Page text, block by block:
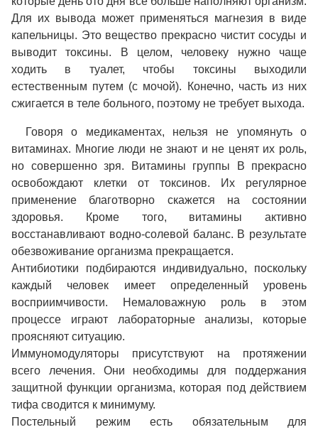
Для их вывода может применяться магнезия в виде
капельницы. Это вещество прекрасно чистит сосуды и
выводит токсины. В целом, человеку нужно чаще
ходить в туалет, чтобы токсины выходили
естественным путем (с мочой). Конечно, часть из них
сжигается в теле больного, поэтому не требует выхода.
Говоря о медикаментах, нельзя не упомянуть о
витаминах. Многие люди не знают и не ценят их роль,
но совершенно зря. Витамины группы В прекрасно
освобождают клетки от токсинов. Их регулярное
применение благотворно скажется на состоянии
здоровья. Кроме того, витамины активно
восстанавливают водно-солевой баланс. В результате
обезвоживание организма прекращается.
Антибиотики подбираются индивидуально, поскольку
каждый человек имеет определенный уровень
восприимчивости. Немаловажную роль в этом
процессе играют лабораторные анализы, которые
проясняют ситуацию.
Иммуномодуляторы присутствуют на протяжении
всего лечения. Они необходимы для поддержания
защитной функции организма, которая под действием
тифа сводится к минимуму.
Постельный режим есть обязательным для